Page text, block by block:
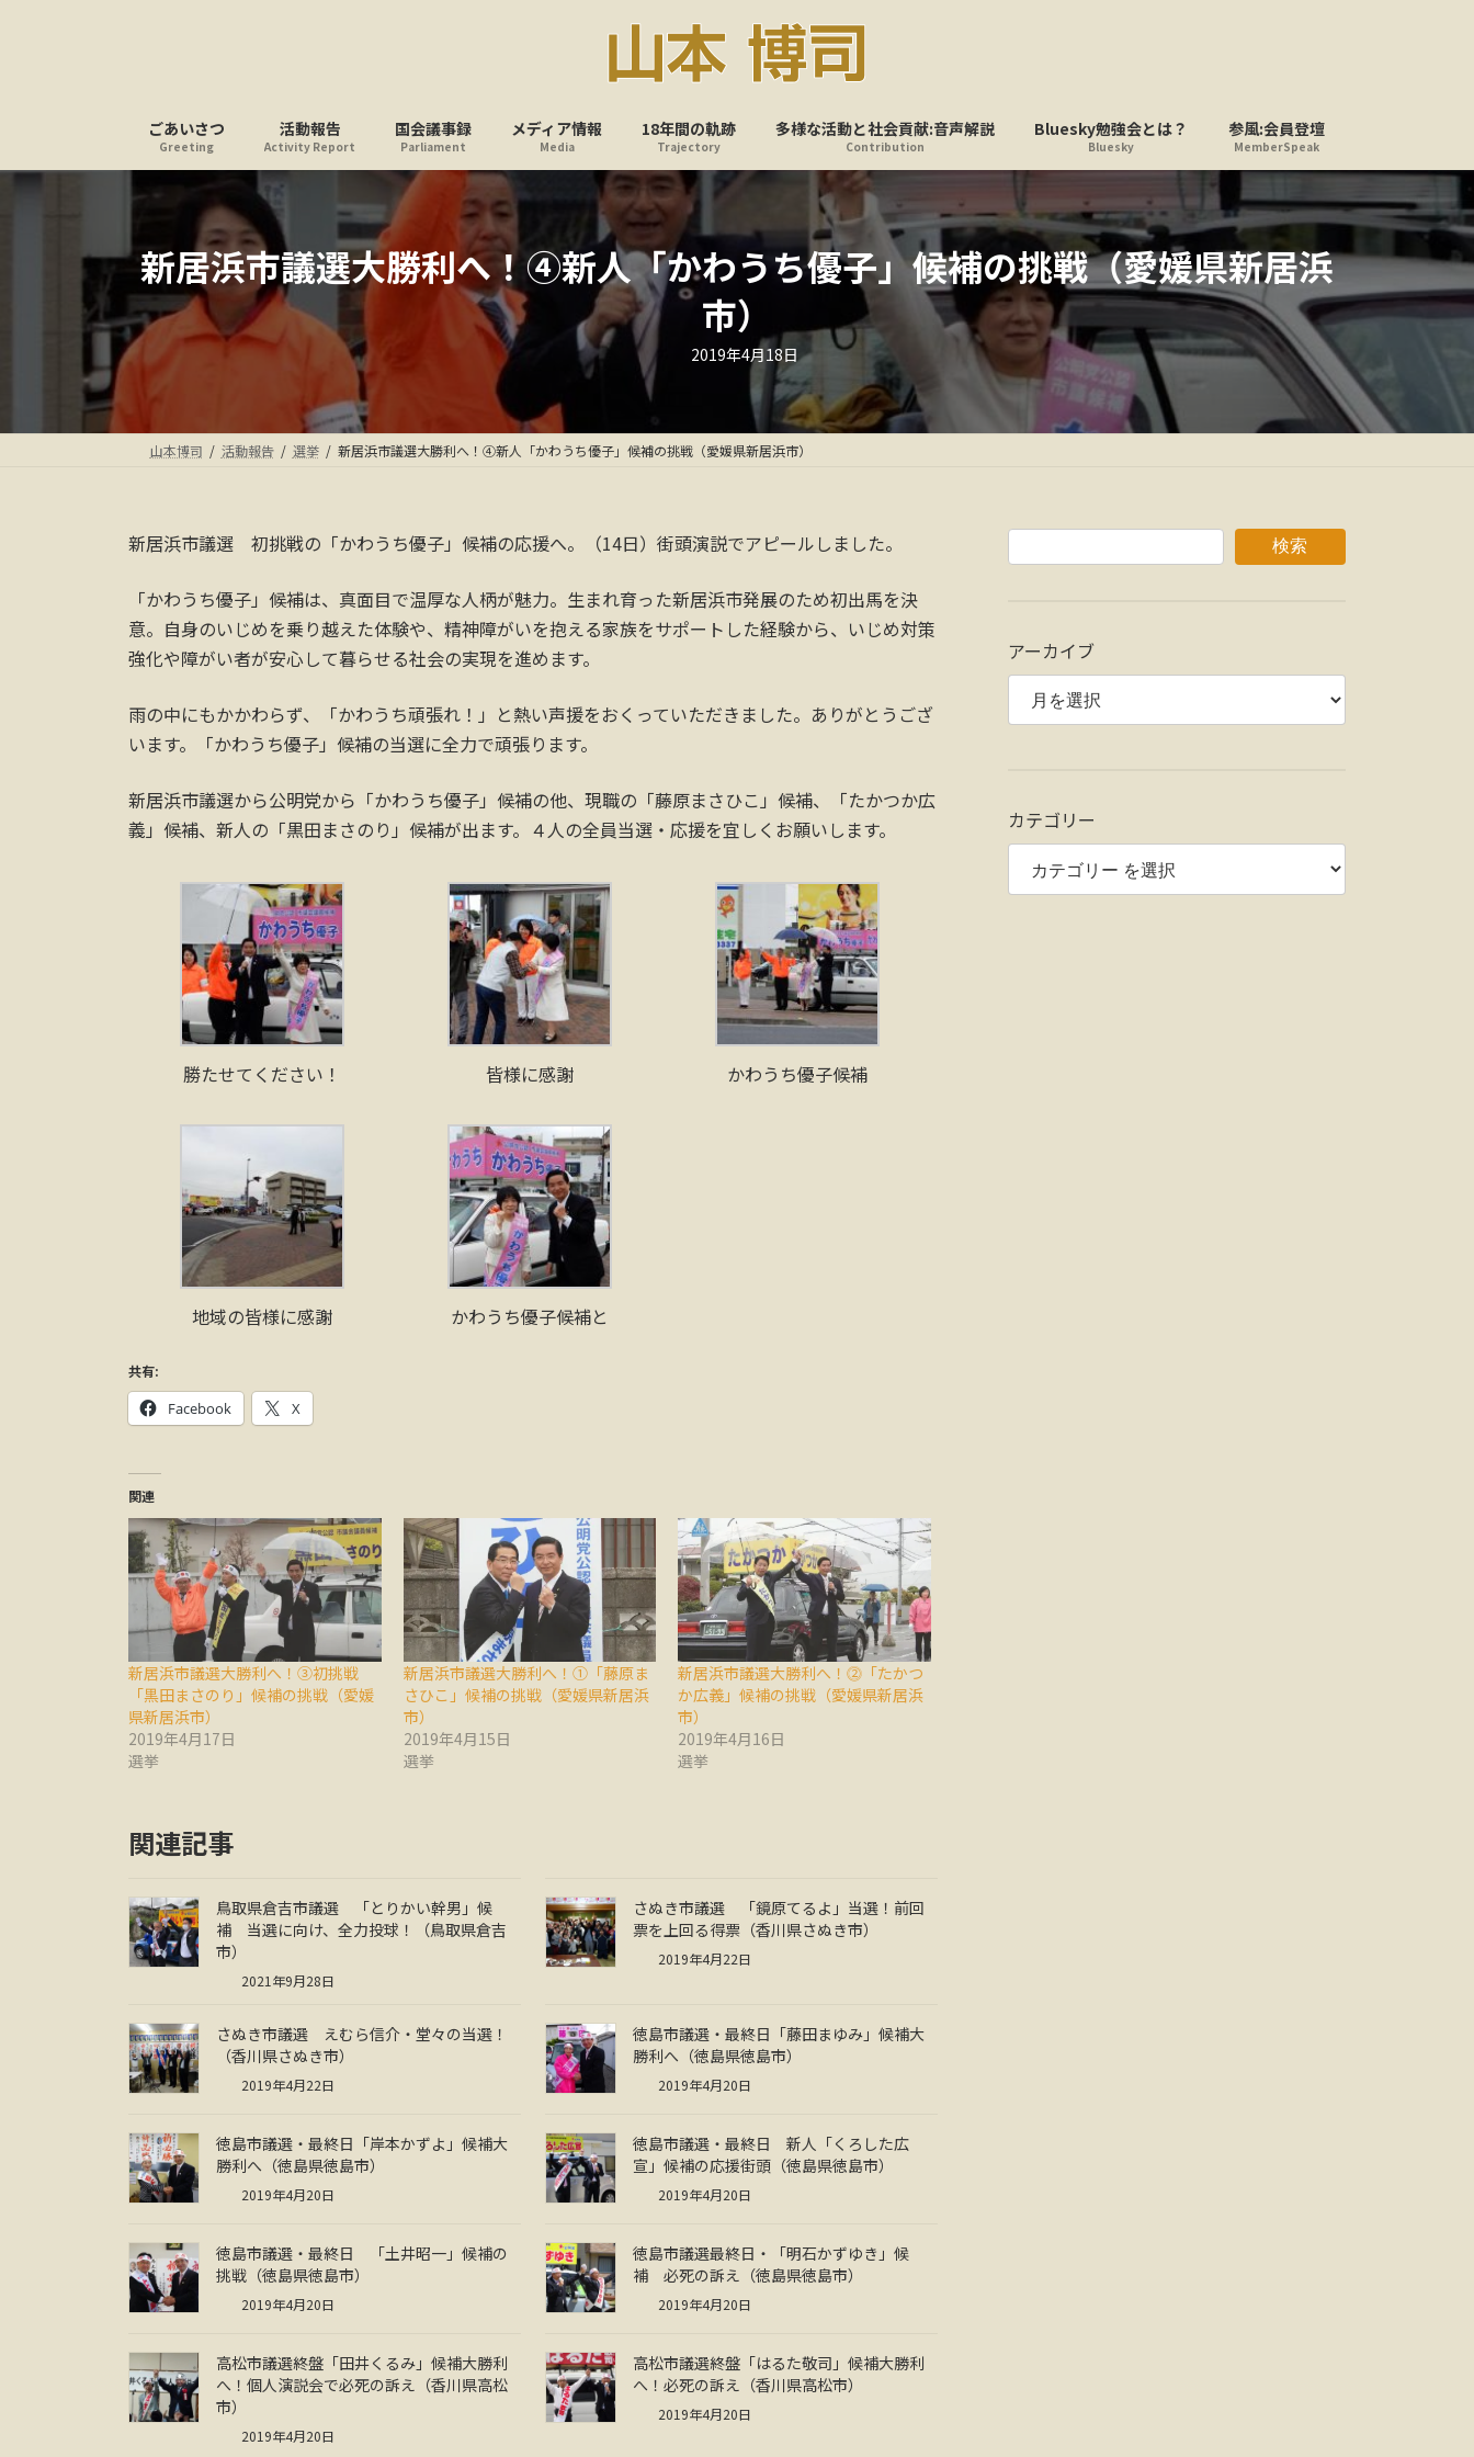
ス
ン
ごあいさつ
Greeting
活動報告
Activity Report
国会議事録
Parliament
メディア情報
Media
18年間の軌跡
Trajectory
多様な活動と社会貢献:音声解説
Contribution
Bluesky勉強会とは？
Bluesky
参風:会員登壇
MemberSpeak
新居浜市議選大勝利へ！④新人「かわうち優子」候補の挑戦（愛媛県新居浜
市）
最
終
時
:
2019年4月18日
山本博司 活動報告 選挙 新居浜市議選大勝利へ！④新人「かわうち優子」候補の挑戦（愛媛県新居浜市）
新居浜市議選 初挑戦の「かわうち優子」候補の応援へ。（14日）街頭演説でアピールしました。
「かわうち優子」候補は、真面目で温厚な人柄が魅力。生まれ育った新居浜市発展のため初出馬を決
意。自身のいじめを乗り越えた体験や、精神障がいを抱える家族をサポートした経験から、いじめ対策
強化や障がい者が安心して暮らせる社会の実現を進めます。
雨の中にもかかわらず、「かわうち頑張れ！」と熱い声援をおくっていただきました。ありがとうござ
います。「かわうち優子」候補の当選に全力で頑張ります。
新居浜市議選から公明党から「かわうち優子」候補の他、現職の「藤原まさひこ」候補、「たかつか広
義」候補、新人の「黒田まさのり」候補が出ます。４人の全員当選・応援を宜しくお願いします。
勝たせてください！ 皆様に感謝 かわうち優子候補
地域の皆様に感謝 かわうち優子候補と
共有:
Facebook X
関連
新居浜市議選大勝利へ！③初挑戦
「黒田まさのり」候補の挑戦（愛媛
県新居浜市）
2019年4月17日
選挙
新居浜市議選大勝利へ！①「藤原ま
さひこ」候補の挑戦（愛媛県新居浜
市）
2019年4月15日
選挙
新居浜市議選大勝利へ！⓶「たかつ
か広義」候補の挑戦（愛媛県新居浜
市）
2019年4月16日
選挙
関連記事
鳥取県倉吉市議選 「とりかい幹男」候
補 当選に向け、全力投球！（鳥取県倉吉
市）
2021年9月28日
さぬき市議選 「鏡原てるよ」当選！前回
票を上回る得票（香川県さぬき市）
2019年4月22日
さぬき市議選 えむら信介・堂々の当選！
（香川県さぬき市）
2019年4月22日
徳島市議選・最終日「藤田まゆみ」候補大
勝利へ（徳島県徳島市）
2019年4月20日
徳島市議選・最終日「岸本かずよ」候補大
勝利へ（徳島県徳島市）
2019年4月20日
徳島市議選・最終日 新人「くろした広
宣」候補の応援街頭（徳島県徳島市）
2019年4月20日
徳島市議選・最終日 「土井昭一」候補の
挑戦（徳島県徳島市）
2019年4月20日
徳島市議選最終日・「明石かずゆき」候
補 必死の訴え（徳島県徳島市）
2019年4月20日
高松市議選終盤「田井くるみ」候補大勝利
へ！個人演説会で必死の訴え（香川県高松
市）
2019年4月20日
高松市議選終盤「はるた敬司」候補大勝利
へ！必死の訴え（香川県高松市）
2019年4月20日
検索
アーカイブ
カテゴリー